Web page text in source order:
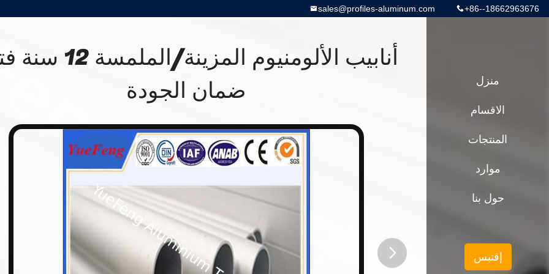
+86--18662963676
sales@profiles-aluminum.com
أنابيب الألومنيوم المزينة/
ضمان الجودة
منزل
الاقسام
المنتجات
موارد
حول بنا
إقتبس